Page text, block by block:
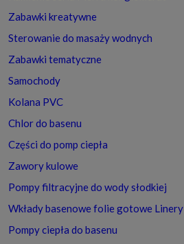
Zabawki kreatywne
Sterowanie do masaży wodnych
Zabawki tematyczne
Samochody
Kolana PVC
Chlor do basenu
Części do pomp ciepła
Zawory kulowe
Pompy filtracyjne do wody słodkiej
Wkłady basenowe folie gotowe Linery
Pompy ciepła do basenu